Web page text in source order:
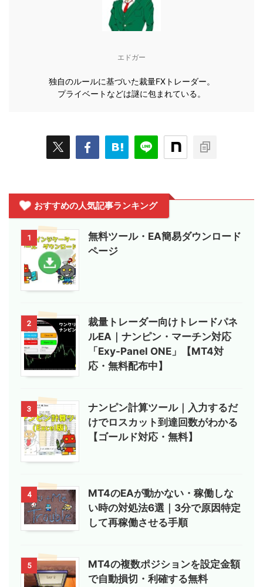
エドガー
独自のルールに基づいた裁量FXトレーダー。
プライベートなどは謎に包まれている。
おすすめの人気記事ランキング
1
無料ツール・EA簡易ダウンロード
ページ
2
裁量トレーダー向けトレードパネ
ルEA｜ナンピン・マーチン対応
「Exy-Panel ONE」【MT4対
応・無料配布中】
3
ナンピン計算ツール｜入力するだ
けでロスカット到達回数がわかる
【ゴールド対応・無料】
4
MT4のEAが動かない・稼働しな
い時の対処法6選｜3分で原因特定
して再稼働させる手順
5
MT4の複数ポジションを設定金額
で自動損切・利確する無料